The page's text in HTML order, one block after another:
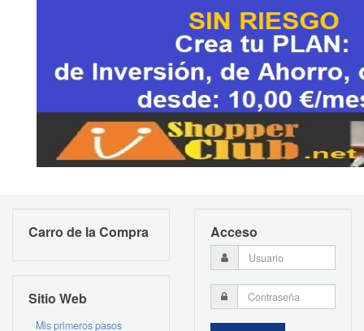
Carro de la Compra
Sitio Web
Mis primeros pasos
Acceso